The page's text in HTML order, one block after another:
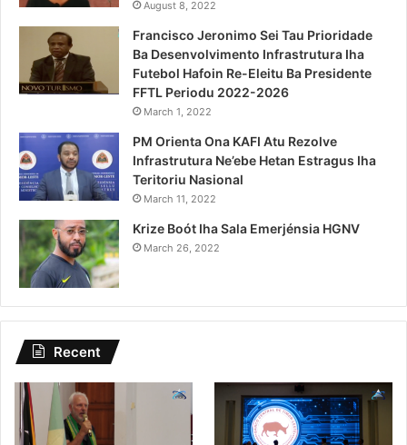
August 8, 2022
Francisco Jeronimo Sei Tau Prioridade
Ba Desenvolvimento Infrastrutura Iha
Futebol Hafoin Re-Eleitu Ba Presidente
FFTL Periodu 2022-2026
March 1, 2022
PM Orienta Ona KAFI Atu Rezolve
Infrastrutura Ne’ebe Hetan Estragus Iha
Teritoriu Nasional
March 11, 2022
Krize Boót Iha Sala Emerjénsia HGNV
March 26, 2022
Recent